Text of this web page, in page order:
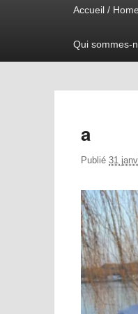
Accueil / Home
Qui sommes-
a
Publié 31